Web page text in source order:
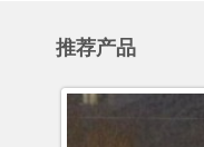
推荐产品